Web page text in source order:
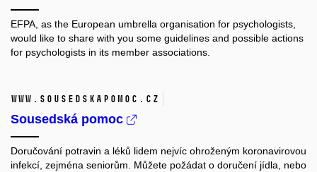
EFPA, as the European umbrella organisation for psychologists,
would like to share with you some guidelines and possible actions
for psychologists in its member associations.
www.sousedskapomoc.cz
Sousedská pomoc
Doručování potravin a léků lidem nejvíc ohroženým koronavirovou
infekcí, zejména seniorům. Můžete požádat o doručení jídla, nebo